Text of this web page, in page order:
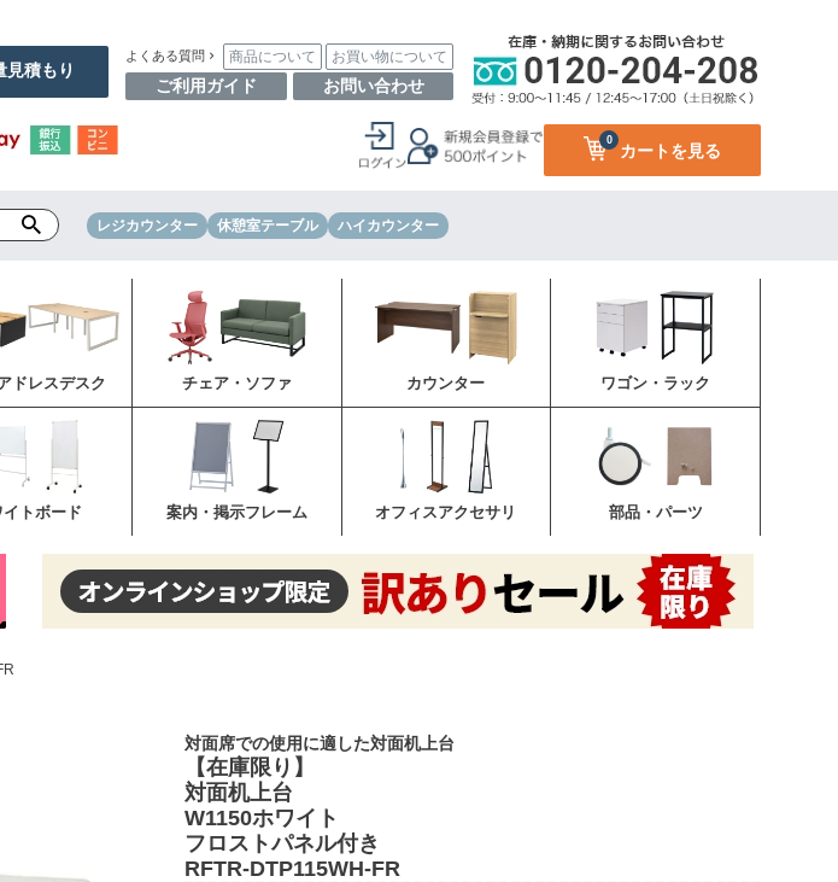
見積もり
よくある質問 商品について お買い物について
ご利用ガイド お問い合わせ
カートを見る
0
レジカウンター 休憩室テーブル ハイカウンター
ドレスデスク チェア・ソファ カウンター ワゴン・ラック
イトボード 案内・掲示フレーム オフィスアクセサリ 部品・パーツ
対面席での使用に適した対面机上台
【在庫限り】
対面机上台
W1150ホワイト
フロストパネル付き
RFTR-DTP115WH-FR